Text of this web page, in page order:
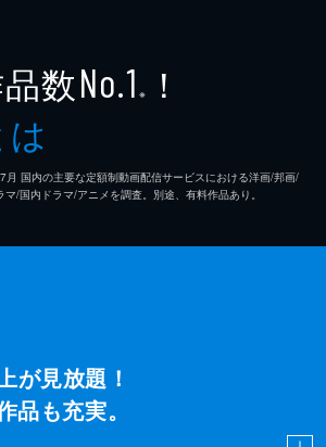
数No.1 ※ ！
は
国内の主要な定額制動画配信サービスにおける洋画/邦画/
/国内ドラマ/アニメを調査。別途、有料作品あり。
が見放題！
品も充実。